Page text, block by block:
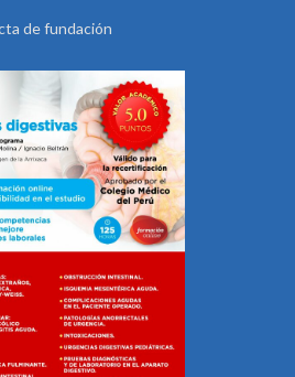
de fundación